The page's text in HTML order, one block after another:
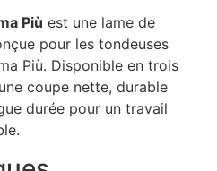
Più est une lame de
pour les tondeuses
Più. Disponible en trois
coupe nette, durable
durée pour un travail